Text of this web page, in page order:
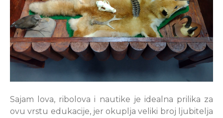
Sajam lova, ribolova i nautike je idealna prilika za
ovu vrstu edukacije, jer okuplja veliki broj ljubitelja